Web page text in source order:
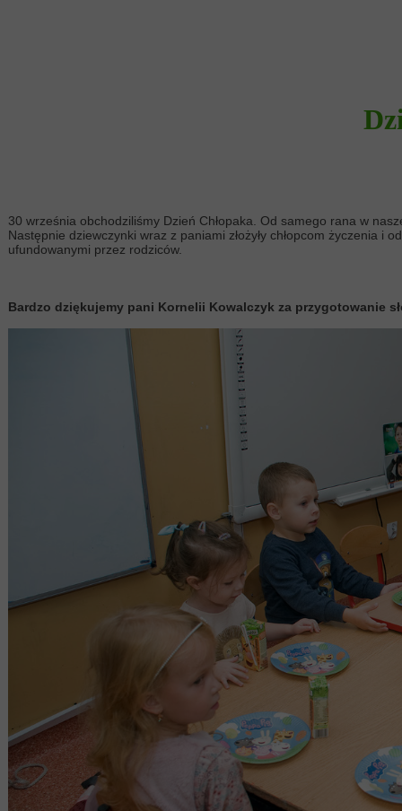
30 września obchodziliśmy Dzień Chłopaka. Od samego rana w
Następnie dziewczynki wraz z paniami złożyły chłopcom życzenia i
ufundowanymi przez rodziców.
Bardzo dziękujemy pani Kornelii Kowalczyk za przygotowanie